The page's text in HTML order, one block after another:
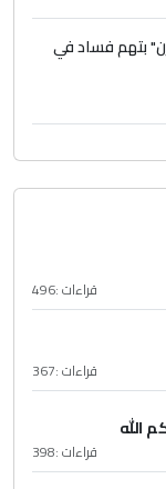
بتهم فساد في
قراءات :496
قراءات :367
الله
قراءات :398